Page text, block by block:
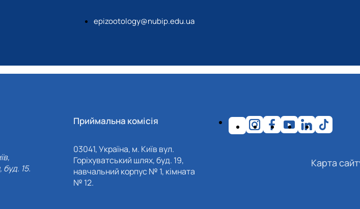
epizootology@nubip.edu.ua
буд. 15.
Приймальна комісія
03041, Україна, м. Київ вул.
Горіхуватський шлях, буд. 19,
навчальний корпус № 1, кімната
№ 12.
Карта